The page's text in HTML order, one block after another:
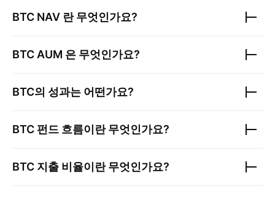
BTC NAV 란 무엇인가요?
BTC AUM 은 무엇인가요?
BTC의 성과는 어떤가요?
BTC 펀드 흐름이란 무엇인가요?
BTC 지출 비율이란 무엇인가요?